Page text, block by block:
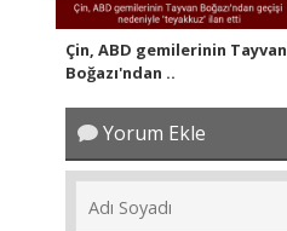
Çin, ABD gemilerinin Tayvan
Boğazı'ndan ..
Yorum Ekle